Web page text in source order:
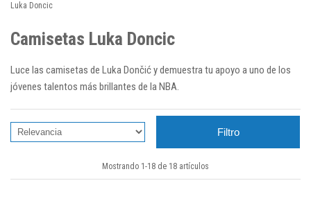
Luka Doncic
Camisetas Luka Doncic
Luce las camisetas de Luka Dončić y demuestra tu apoyo a uno de los
jóvenes talentos más brillantes de la NBA.
Filtro
Mostrando 1-18 de 18 artículos